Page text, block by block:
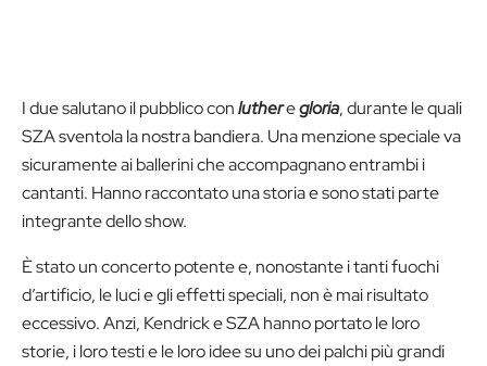
I due salutano il pubblico conlutheregloria, durante le quali
SZA sventola la nostra bandiera. Una menzione speciale va
sicuramente ai ballerini che accompagnano entrambi i
cantanti. Hanno raccontato una storia e sono stati parte
integrante dello show.
È stato un concerto potente e, nonostante i tanti fuochi
d’artificio, le luci e gli effetti speciali, non è mai risultato
eccessivo. Anzi, Kendrick e SZA hanno portato le loro
storie, i loro testi e le loro idee su uno dei palchi più grandi